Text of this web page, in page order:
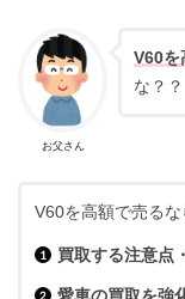
お父さん
V60を
な？？
V60を高額で売るな
買取する注意点
愛車の買取を強